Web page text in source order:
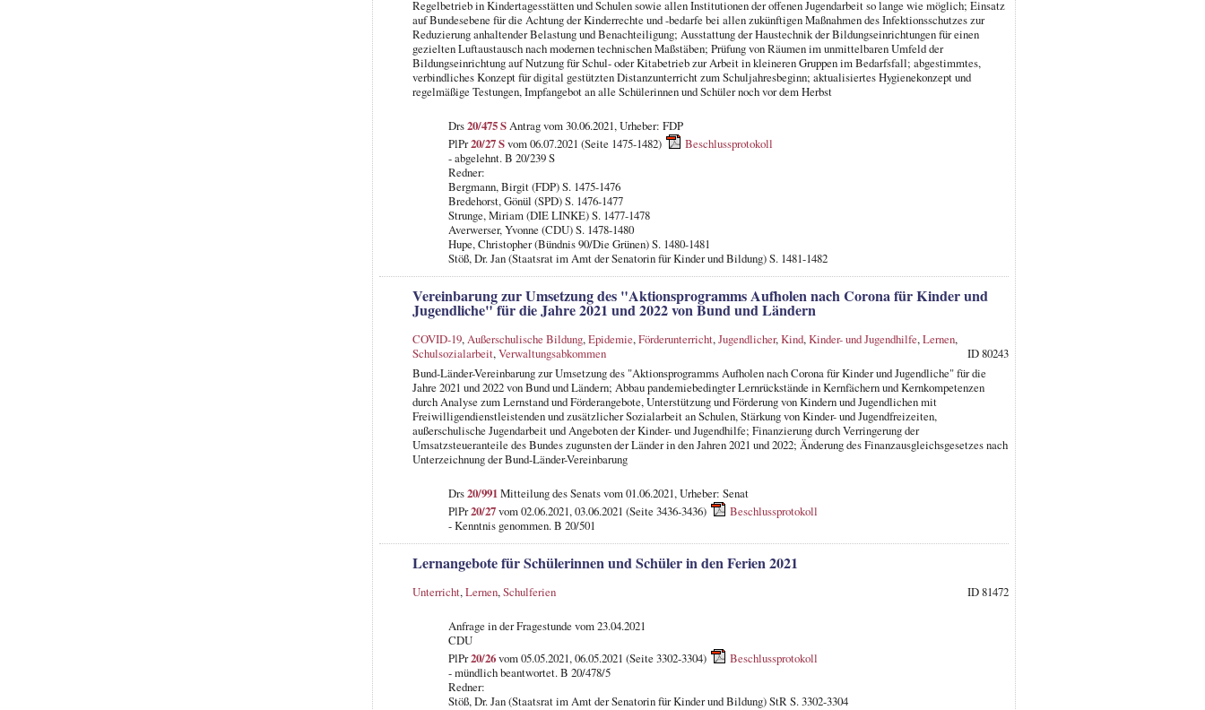
Regelbetrieb in Kindertagesstätten und Schulen sowie allen Institutionen der offenen Jugendarbeit so lange wie möglich; Einsatz
auf Bundesebene für die Achtung der Kinderrechte und -bedarfe bei allen zukünftigen Maßnahmen des Infektionsschutzes zur
Reduzierung anhaltender Belastung und Benachteiligung; Ausstattung der Haustechnik der Bildungseinrichtungen für einen
gezielten Luftaustausch nach modernen technischen Maßstäben; Prüfung von Räumen im unmittelbaren Umfeld der
Bildungseinrichtung auf Nutzung für Schul- oder Kitabetrieb zur Arbeit in kleineren Gruppen im Bedarfsfall; abgestimmtes,
verbindliches Konzept für digital gestützten Distanzunterricht zum Schuljahresbeginn; aktualisiertes Hygienekonzept und
regelmäßige Testungen, Impfangebot an alle Schülerinnen und Schüler noch vor dem Herbst
Drs20/475 SAntrag vom 30.06.2021, Urheber: FDP
PlPr20/27 Svom 06.07.2021 (Seite 1475-1482)
Beschlussprotokoll
- abgelehnt. B 20/239 S
Redner:
Bergmann, Birgit (FDP) S. 1475-1476
Bredehorst, Gönül (SPD) S. 1476-1477
Strunge, Miriam (DIE LINKE) S. 1477-1478
Averwerser, Yvonne (CDU) S. 1478-1480
Hupe, Christopher (Bündnis 90/Die Grünen) S. 1480-1481
Stöß, Dr. Jan (Staatsrat im Amt der Senatorin für Kinder und Bildung) S. 1481-1482
Vereinbarung zur Umsetzung des "Aktionsprogramms Aufholen nach Corona für Kinder und
Jugendliche" für die Jahre 2021 und 2022 von Bund und Ländern
COVID-19,Außerschulische Bildung,Epidemie,Förderunterricht,Jugendlicher,Kind,Kinder- und Jugendhilfe,Lernen,
Schulsozialarbeit,Verwaltungsabkommen
ID 80243
Bund-Länder-Vereinbarung zur Umsetzung des "Aktionsprogramms Aufholen nach Corona für Kinder und Jugendliche" für die
Jahre 2021 und 2022 von Bund und Ländern; Abbau pandemiebedingter Lernrückstände in Kernfächern und Kernkompetenzen
durch Analyse zum Lernstand und Förderangebote, Unterstützung und Förderung von Kindern und Jugendlichen mit
Freiwilligendienstleistenden und zusätzlicher Sozialarbeit an Schulen, Stärkung von Kinder- und Jugendfreizeiten,
außerschulische Jugendarbeit und Angeboten der Kinder- und Jugendhilfe; Finanzierung durch Verringerung der
Umsatzsteueranteile des Bundes zugunsten der Länder in den Jahren 2021 und 2022; Änderung des Finanzausgleichsgesetzes nach
Unterzeichnung der Bund-Länder-Vereinbarung
Drs20/991Mitteilung des Senats vom 01.06.2021, Urheber: Senat
PlPr20/27vom 02.06.2021, 03.06.2021 (Seite 3436-3436)
Beschlussprotokoll
- Kenntnis genommen. B 20/501
Lernangebote für Schülerinnen und Schüler in den Ferien 2021
Unterricht,Lernen,Schulferien ID 81472
Anfrage in der Fragestundevom 23.04.2021
CDU
PlPr20/26vom 05.05.2021, 06.05.2021 (Seite 3302-3304)
Beschlussprotokoll
- mündlich beantwortet. B 20/478/5
Redner:
Stöß, Dr. Jan (Staatsrat im Amt der Senatorin für Kinder und Bildung) StR S. 3302-3304